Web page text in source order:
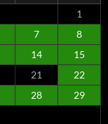
1
7
8
14
15
21
22
28
29